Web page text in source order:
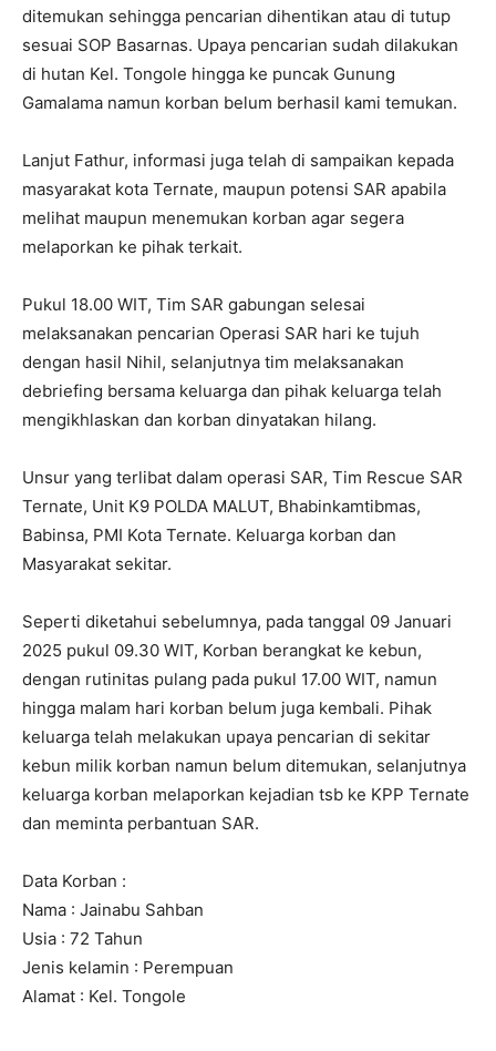
ditemukan sehingga pencarian dihentikan atau di tutup
sesuai SOP Basarnas. Upaya pencarian sudah dilakukan
di hutan Kel. Tongole hingga ke puncak Gunung
Gamalama namun korban belum berhasil kami temukan.
Lanjut Fathur, informasi juga telah di sampaikan kepada
masyarakat kota Ternate, maupun potensi SAR apabila
melihat maupun menemukan korban agar segera
melaporkan ke pihak terkait.
Pukul 18.00 WIT, Tim SAR gabungan selesai
melaksanakan pencarian Operasi SAR hari ke tujuh
dengan hasil Nihil, selanjutnya tim melaksanakan
debriefing bersama keluarga dan pihak keluarga telah
mengikhlaskan dan korban dinyatakan hilang.
Unsur yang terlibat dalam operasi SAR, Tim Rescue SAR
Ternate, Unit K9 POLDA MALUT, Bhabinkamtibmas,
Babinsa, PMI Kota Ternate. Keluarga korban dan
Masyarakat sekitar.
Seperti diketahui sebelumnya, pada tanggal 09 Januari
2025 pukul 09.30 WIT, Korban berangkat ke kebun,
dengan rutinitas pulang pada pukul 17.00 WIT, namun
hingga malam hari korban belum juga kembali. Pihak
keluarga telah melakukan upaya pencarian di sekitar
kebun milik korban namun belum ditemukan, selanjutnya
keluarga korban melaporkan kejadian tsb ke KPP Ternate
dan meminta perbantuan SAR.
Data Korban :
Nama : Jainabu Sahban
Usia : 72 Tahun
Jenis kelamin : Perempuan
Alamat : Kel. Tongole